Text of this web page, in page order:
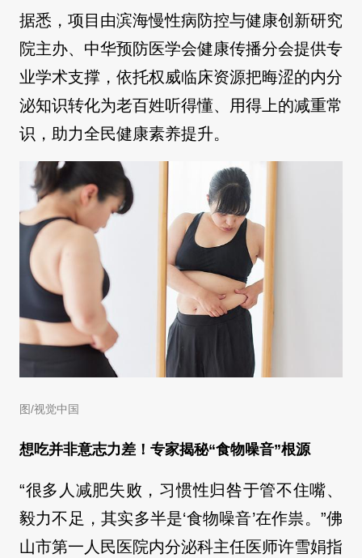
据悉，项目由滨海慢性病防控与健康创新研究
院主办、中华预防医学会健康传播分会提供专
业学术支撑，依托权威临床资源把晦涩的内分
泌知识转化为老百姓听得懂、用得上的减重常
识，助力全民健康素养提升。
图/视觉中国
想吃并非意志力差！专家揭秘“食物噪音”根源
“很多人减肥失败，习惯性归咎于管不住嘴、
毅力不足，其实多半是‘食物噪音’在作祟。”佛
山市第一人民医院内分泌科主任医师许雪娟指